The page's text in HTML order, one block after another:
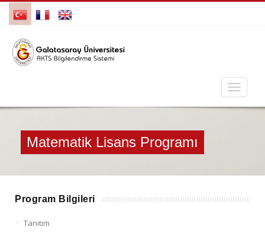
Matematik Lisans Programı
Program Bilgileri
Tanıtım